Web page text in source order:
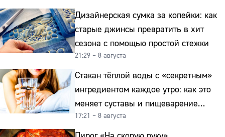
Дизайнерская сумка за копейки: как
старые джинсы превратить в хит
сезона с помощью простой стежки
21:29 – 8 августа
Стакан тёплой воды с «секретным»
ингредиентом каждое утро: как это
меняет суставы и пищеварение
после 50
17:21 – 8 августа